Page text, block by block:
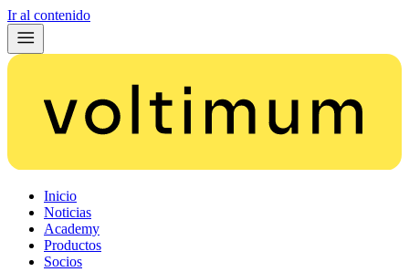
Ir al contenido
Inicio
Noticias
Academy
Productos
Socios